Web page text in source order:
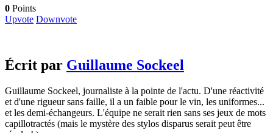
0 Points
Upvote Downvote
Écrit par Guillaume Sockeel
Guillaume Sockeel, journaliste à la pointe de l'actu. D'une réactivité
et d'une rigueur sans faille, il a un faible pour le vin, les uniformes...
et les demi-échangeurs. L'équipe ne serait rien sans ses jeux de mots
capillotractés (mais le mystère des stylos disparus serait peut être